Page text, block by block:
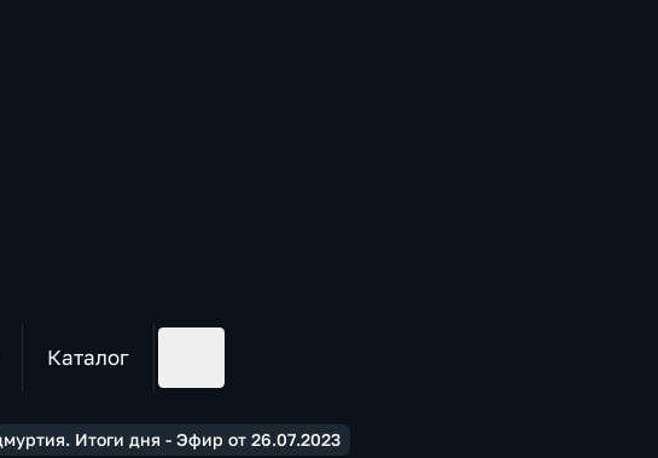
Каталог
Итоги дня - Эфир от 26.07.2023